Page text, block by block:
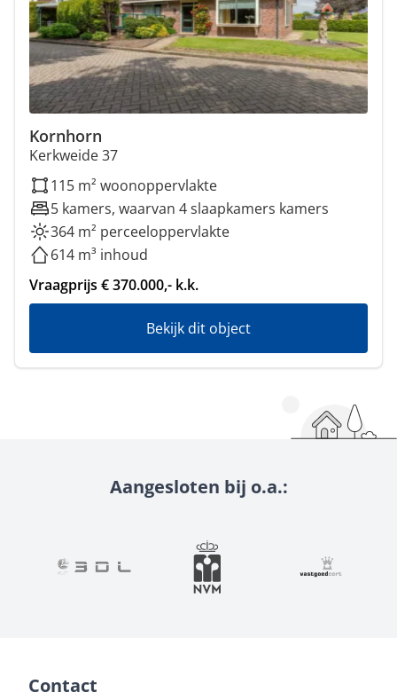
Kornhorn
Kerkweide 37
115 m² woonoppervlakte
5 kamers, waarvan 4 slaapkamers kamers
364 m² perceeloppervlakte
614 m³ inhoud
Vraagprijs € 370.000,- k.k.
Bekijk dit object
Aangesloten bij o.a.:
Contact